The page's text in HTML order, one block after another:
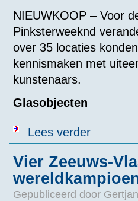
NIEUWKOOP – Voor
Pinksterweeknd
over 35 locaties
kennismaken met
kunstenaars.
Glasobjecten
Lees verderover
Vier Zeeuws-
Gepubliceerd door